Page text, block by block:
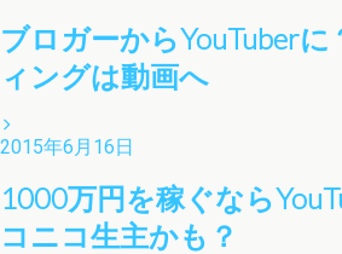
ブロガーからYouTuber
ィングは動画へ
2015年6月16日
1000万円を稼ぐなら
コニコ生主かも？